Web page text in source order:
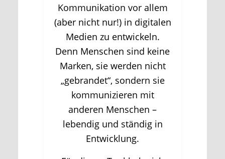
Kommunikation vor allem
(aber nicht nur!) in digitalen
Medien zu entwickeln.
Denn Menschen sind keine
Marken, sie werden nicht
„gebrandet“, sondern sie
kommunizieren mit
anderen Menschen –
lebendig und ständig in
Entwicklung.